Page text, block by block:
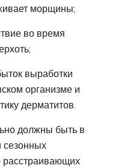
морщины;
во время
выработки
организме и
дерматитов.
должны быть в
сезонных
расстраивающих